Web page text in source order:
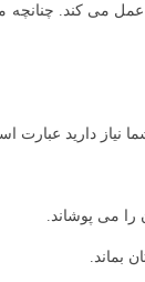
می کند. چنانچه
نیاز دارید عبارت
را می پوشاند.